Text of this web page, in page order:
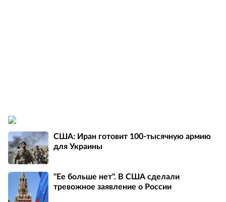
США: Иран готовит 100-тысячную армию
для Украины
"Ее больше нет". В США сделали
тревожное заявление о России